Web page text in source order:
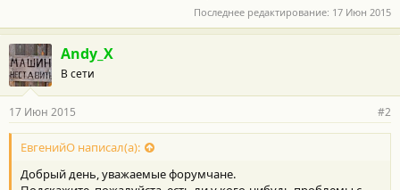
Последнее редактирование: 17 Июн 2015
Andy_X
В сети
17 Июн 2015 #2
ЕвгенийО написал(а):
Добрый день, уважаемые форумчане.